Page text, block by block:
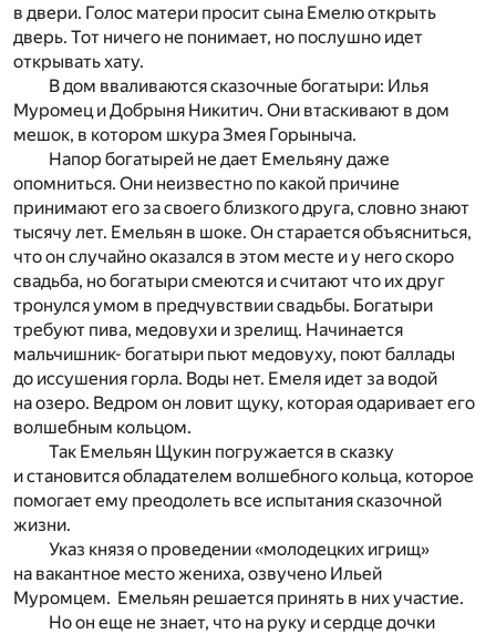
в двери. Голос матери просит сына Емелю открыть
дверь. Тот ничего не понимает, но послушно идет
открывать хату.
В дом вваливаются сказочные богатыри: Илья
Муромец и Добрыня Никитич. Они втаскивают в дом
мешок, в котором шкура Змея Горыныча.
Напор богатырей не дает Емельяну даже
опомниться. Они неизвестно по какой причине
принимают его за своего близкого друга, словно знают
тысячу лет. Емельян в шоке. Он старается объясниться,
что он случайно оказался в этом месте и у него скоро
свадьба, но богатыри смеются и считают что их друг
тронулся умом в предчувствии свадьбы. Богатыри
требуют пива, медовухи и зрелищ. Начинается
мальчишник- богатыри пьют медовуху, поют баллады
до иссушения горла. Воды нет. Емеля идет за водой
на озеро. Ведром он ловит щуку, которая одаривает его
волшебным кольцом.
Так Емельян Щукин погружается в сказку
и становится обладателем волшебного кольца, которое
помогает ему преодолеть все испытания сказочной
жизни.
Указ князя о проведении «молодецких игрищ»
на вакантное место жениха, озвучено Ильей
Муромцем. Емельян решается принять в них участие.
Но он еще не знает, что на руку и сердце дочки